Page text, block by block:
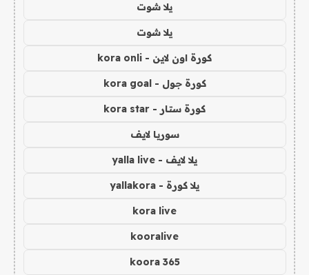
يلا شوت
يلا شوت
كورة اون لاين - kora onli
كورة جول - kora goal
كورة ستار - kora star
سوريا لايف
يلا لايف - yalla live
يلا كورة - yallakora
kora live
kooralive
koora 365